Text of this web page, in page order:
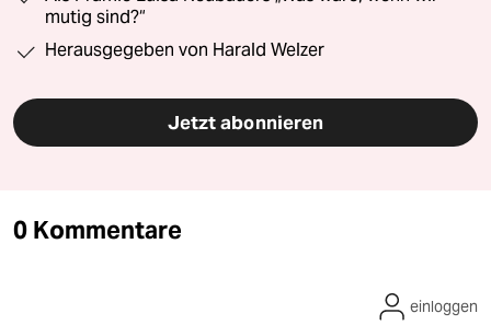
mutig sind?“
Herausgegeben von Harald Welzer
Jetzt abonnieren
0 Kommentare
einloggen